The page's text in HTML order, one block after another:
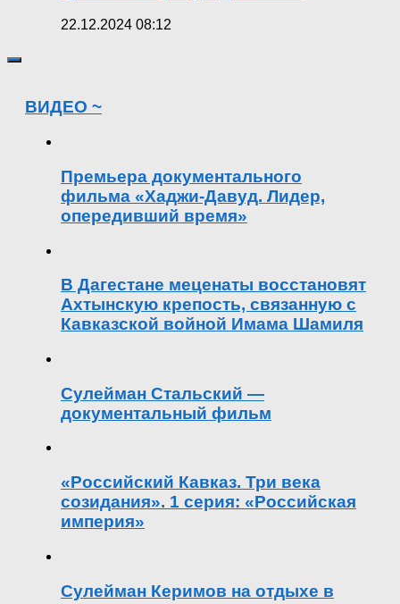
22.12.2024 08:12
ВИДЕО ~
Премьера документального
фильма «Хаджи-Давуд. Лидер,
опередивший время»
В Дагестане меценаты восстановят
Ахтынскую крепость, связанную с
Кавказской войной Имама Шамиля
Сулейман Стальский —
документальный фильм
«Российский Кавказ. Три века
созидания». 1 серия: «Российская
империя»
Сулейман Керимов на отдыхе в